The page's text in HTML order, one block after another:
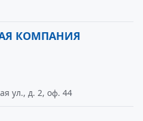
КОМПАНИЯ
ул., д. 2, оф. 44